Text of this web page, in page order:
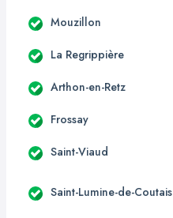
Mouzillon
La Regrippière
Arthon-en-Retz
Frossay
Saint-Viaud
Saint-Lumine-de-Coutais